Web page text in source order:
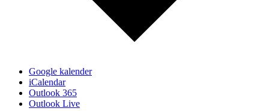
Google kalender
iCalendar
Outlook 365
Outlook Live